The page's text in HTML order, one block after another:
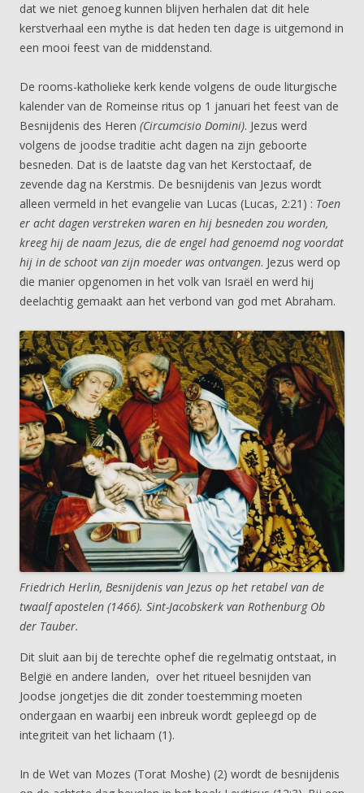
dat we niet genoeg kunnen blijven herhalen dat dit hele
kerstverhaal een mythe is dat heden ten dage is uitgemond in
een mooi feest van de middenstand.
De rooms-katholieke kerk kende volgens de oude liturgische
kalender van de Romeinse ritus op 1 januari het feest van de
Besnijdenis des Heren (Circumcisio Domini). Jezus werd
volgens de joodse traditie acht dagen na zijn geboorte
besneden. Dat is de laatste dag van het Kerstoctaaf, de
zevende dag na Kerstmis. De besnijdenis van Jezus wordt
alleen vermeld in het evangelie van Lucas (Lucas, 2:21) : Toen
er acht dagen verstreken waren en hij besneden zou worden,
kreeg hij de naam Jezus, die de engel had genoemd nog voordat
hij in de schoot van zijn moeder was ontvangen. Jezus werd op
die manier opgenomen in het volk van Israël en werd hij
deelachtig gemaakt aan het verbond van god met Abraham.
Friedrich Herlin, Besnijdenis van Jezus op het retabel van de
twaalf apostelen (1466). Sint-Jacobskerk van Rothenburg Ob
der Tauber.
Dit sluit aan bij de terechte ophef die regelmatig ontstaat, in
België en andere landen, over het ritueel besnijden van
Joodse jongetjes die dit zonder toestemming moeten
ondergaan en waarbij een inbreuk wordt gepleegd op de
integriteit van het lichaam (1).
In de Wet van Mozes (Torat Moshe) (2) wordt de besnijdenis